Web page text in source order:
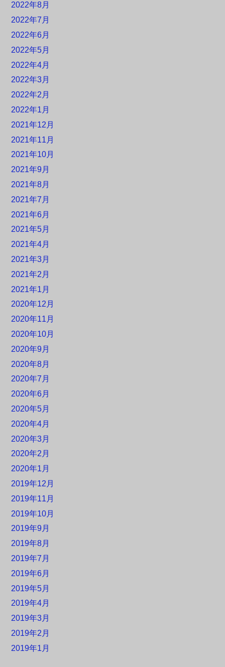
2022年8月
2022年7月
2022年6月
2022年5月
2022年4月
2022年3月
2022年2月
2022年1月
2021年12月
2021年11月
2021年10月
2021年9月
2021年8月
2021年7月
2021年6月
2021年5月
2021年4月
2021年3月
2021年2月
2021年1月
2020年12月
2020年11月
2020年10月
2020年9月
2020年8月
2020年7月
2020年6月
2020年5月
2020年4月
2020年3月
2020年2月
2020年1月
2019年12月
2019年11月
2019年10月
2019年9月
2019年8月
2019年7月
2019年6月
2019年5月
2019年4月
2019年3月
2019年2月
2019年1月